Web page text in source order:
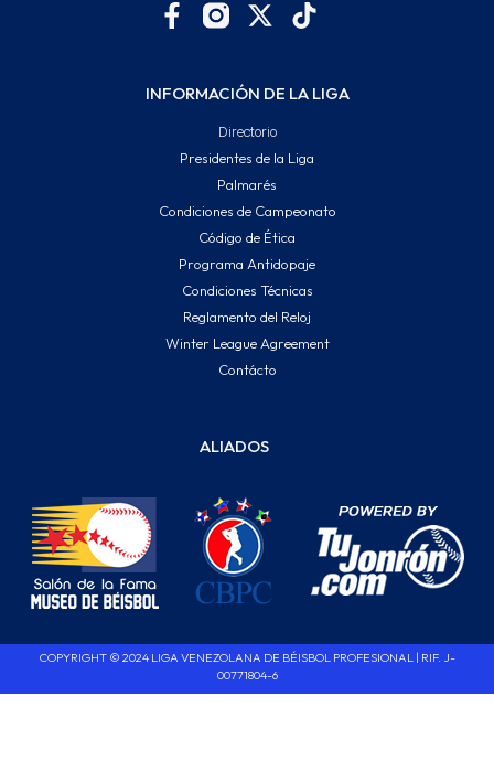
INFORMACIÓN DE LA LIGA
Directorio
Presidentes de la Liga
Palmarés
Condiciones de Campeonato
Código de Ética
Programa Antidopaje
Condiciones Técnicas
Reglamento del Reloj
Winter League Agreement
Contácto
ALIADOS
COPYRIGHT © 2024 LIGA VENEZOLANA DE BÉISBOL PROFESIONAL | RIF. J-
00771804-6